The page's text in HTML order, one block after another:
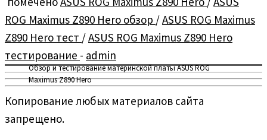
Обзор и тестирование материнской платы ASUS ROG
Maximus Z890 Hero
ROG Maximus Z890 Hero обзор /ASUS ROG Maximus
Z890 Hero тест /ASUS ROG Maximus Z890 Hero
тестирование - admin
Копирование любых материалов сайта
запрещено.